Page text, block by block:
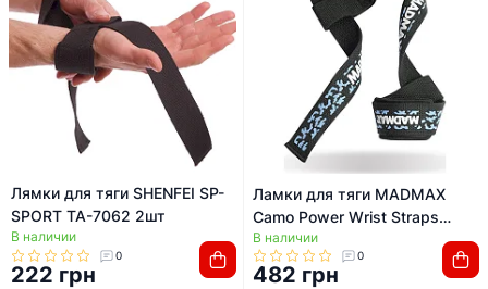
Лямки для тяги SHENFEI SP-
SPORT TA-7062 2шт
В наличии
0
222 грн
Ламки для тяги MADMAX
Camo Power Wrist Straps
Camo/Light Blue
В наличии
0
482 грн